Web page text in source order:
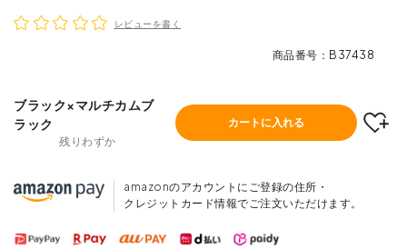
レビューを書く
商品番号 B37438
ブラック×マルチカムブ
ラック
残りわずか
カートに入れる
amazonのアカウントにご登録の住所・
クレジットカード情報でご注文いただけます。